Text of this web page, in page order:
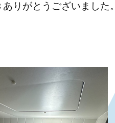
りがとうございました。